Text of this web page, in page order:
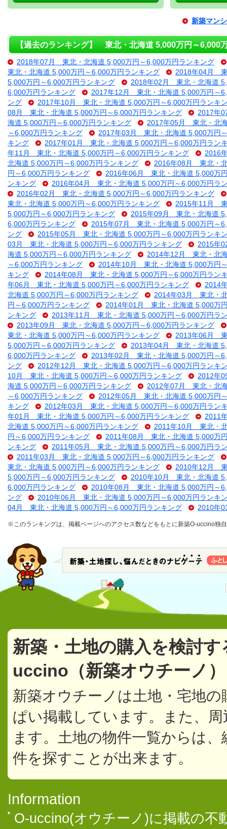
新築マン
【過去のランキング】 東北・北海道 5,000万円～6,000
2018年07月 東北・北海道 5,000万円～6,000万円ランキング
東北・北海道 5,000万円～6,000万円ランキング
2018年04月 東
5,000万円～6,000万円ランキング
2018年02月 東北・北海道
6,000万円ランキング
2017年12月 東北・北海道 5,000万円～
ング
2017年10月 東北・北海道 5,000万円～6,000万円ランキ
08月 東北・北海道 5,000万円～6,000万円ランキング
2017年
海道 5,000万円～6,000万円ランキング
2017年05月 東北・北
～6,000万円ランキング
2017年03月 東北・北海道 5,000万円
キング
2017年01月 東北・北海道 5,000万円～6,000万円ラン
年11月 東北・北海道 5,000万円～6,000万円ランキング
2016
北海道 5,000万円～6,000万円ランキング
2016年08月 東北・
円～6,000万円ランキング
2016年06月 東北・北海道 5,000万
ンキング
2016年04月 東北・北海道 5,000万円～6,000万円ラ
2016年02月 東北・北海道 5,000万円～6,000万円ランキング
東北・北海道 5,000万円～6,000万円ランキング
2015年11月 東
5,000万円～6,000万円ランキング
2015年09月 東北・北海道
6,000万円ランキング
2015年07月 東北・北海道 5,000万円～
ング
2015年05月 東北・北海道 5,000万円～6,000万円ランキ
03月 東北・北海道 5,000万円～6,000万円ランキング
2015年
海道 5,000万円～6,000万円ランキング
2014年12月 東北・北
～6,000万円ランキング
2014年10月 東北・北海道 5,000万円
キング
2014年08月 東北・北海道 5,000万円～6,000万円ラン
年06月 東北・北海道 5,000万円～6,000万円ランキング
2014
北海道 5,000万円～6,000万円ランキング
2014年03月 東北・
円～6,000万円ランキング
2014年01月 東北・北海道 5,000万
ンキング
2013年11月 東北・北海道 5,000万円～6,000万円ラ
2013年09月 東北・北海道 5,000万円～6,000万円ランキング
東北・北海道 5,000万円～6,000万円ランキング
2013年06月 東
5,000万円～6,000万円ランキング
2013年04月 東北・北海道
6,000万円ランキング
2013年02月 東北・北海道 5,000万円～
ング
2012年12月 東北・北海道 5,000万円～6,000万円ランキ
10月 東北・北海道 5,000万円～6,000万円ランキング
2012年
海道 5,000万円～6,000万円ランキング
2012年07月 東北・北
～6,000万円ランキング
2012年05月 東北・北海道 5,000万円
キング
2012年03月 東北・北海道 5,000万円～6,000万円ラン
年01月 東北・北海道 5,000万円～6,000万円ランキング
2011
北海道 5,000万円～6,000万円ランキング
2011年10月 東北・
円～6,000万円ランキング
2011年08月 東北・北海道 5,000万
ンキング
2011年05月 東北・北海道 5,000万円～6,000万円ラ
2011年03月 東北・北海道 5,000万円～6,000万円ランキング
東北・北海道 5,000万円～6,000万円ランキング
2010年12月 東
5,000万円～6,000万円ランキング
2010年10月 東北・北海道
6,000万円ランキング
2010年08月 東北・北海道 5,000万円～
ング
2010年06月 東北・北海道 5,000万円～6,000万円ランキ
04月 東北・北海道 5,000万円～6,000万円ランキング
2010年
※このランキングは、掲載ページへのアクセス数などをもとに新築O-uccino独
新築・土地の購入を検討
uccino（新築オウチーノ
新築オウチーノは土地・宅地
ぱい掲載しています。また、
ます。土地の物件一覧からは
件を探すことが出来ます。
Information
O-uccino(オウチーノ)に掲載の不